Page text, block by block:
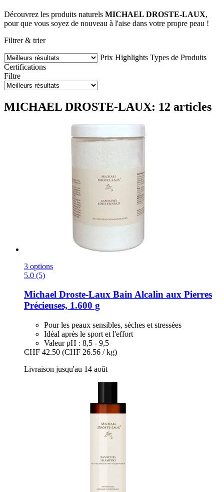
Découvrez les produits naturels MICHAEL DROSTE-LAUX,
pour que vous soyez de nouveau à l'aise dans votre propre peau !
Filtrer & trier
Prix Highlights Types de Produits
Certifications
Filtre
MICHAEL DROSTE-LAUX: 12 articles
3 options
5.0 (5)
Michael Droste-Laux Bain Alcalin aux Pierres
Précieuses, 1.600 g
Pour les peaux sensibles, sèches et stressées
Idéal après le sport et l'effort
Valeur pH : 8,5 - 9,5
CHF 42.50 (CHF 26.56 / kg)
Livraison jusqu'au 14 août